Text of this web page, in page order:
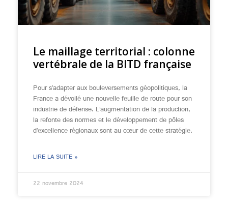
Le maillage territorial : colonne
vertébrale de la BITD française
Pour s’adapter aux bouleversements géopolitiques, la
France a dévoilé une nouvelle feuille de route pour son
industrie de défense. L’augmentation de la production,
la refonte des normes et le développement de pôles
d’excellence régionaux sont au cœur de cette stratégie.
LIRE LA SUITE »
22 novembre 2024